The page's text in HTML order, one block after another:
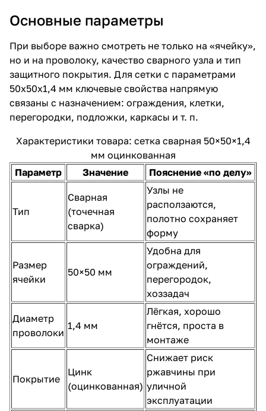
Основные параметры
При выборе важно смотреть не только на «ячейку»,
но и на проволоку, качество сварного узла и тип
защитного покрытия. Для сетки с параметрами
50х50х1,4 мм ключевые свойства напрямую
связаны с назначением: ограждения, клетки,
перегородки, подложки, каркасы и т. п.
Характеристики товара: сетка сварная 50×50×1,4
мм оцинкованная
Параметр
Значение Пояснение «по делу»
Тип
Сварная
(точечная
сварка)
Узлы не
расползаются,
полотно сохраняет
форму
Размер
ячейки
50×50 мм
Удобна для
ограждений,
перегородок,
хоззадач
Диаметр
проволоки
1,4 мм
Лёгкая, хорошо
гнётся, проста в
монтаже
Покрытие
Цинк
(оцинкованная)
Снижает риск
ржавчины при
уличной
эксплуатации